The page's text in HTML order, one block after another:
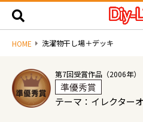
HOME 洗濯物干し場＋デッキ
第7回受賞作品（2006年）
準優秀賞
テーマ：イレクター